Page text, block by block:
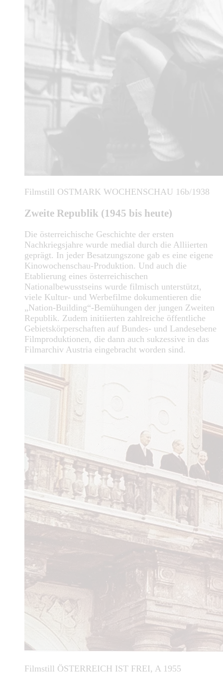
Filmstill OSTMARK WOCHENSCHAU 16b/1938
Zweite Republik (1945 bis heute)
Die österreichische Geschichte der ersten
Nachkriegsjahre wurde medial durch die Alliierten
geprägt. In jeder Besatzungszone gab es eine eigene
Kinowochenschau-Produktion. Und auch die
Etablierung eines österreichischen
Nationalbewusstseins wurde filmisch unterstützt,
viele Kultur- und Werbefilme dokumentieren die
„Nation-Building“-Bemühungen der jungen Zweiten
Republik. Zudem initiierten zahlreiche öffentliche
Gebietskörperschaften auf Bundes- und Landesebene
Filmproduktionen, die dann auch sukzessive in das
Filmarchiv Austria eingebracht worden sind.
Filmstill ÖSTERREICH IST FREI, A 1955